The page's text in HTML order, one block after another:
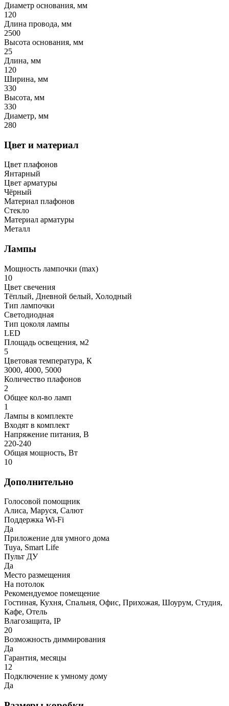
Диаметр основания, мм
120
Длина провода, мм
2500
Высота основания, мм
25
Длина, мм
120
Ширина, мм
330
Высота, мм
330
Диаметр, мм
280
Цвет и материал
Цвет плафонов
Янтарный
Цвет арматуры
Чёрный
Материал плафонов
Стекло
Материал арматуры
Металл
Лампы
Мощность лампочки (max)
10
Цвет свечения
Тёплый, Дневной белый, Холодный
Тип лампочки
Светодиодная
Тип цоколя лампы
LED
Площадь освещения, м2
5
Цветовая температура, К
3000, 4000, 5000
Количество плафонов
2
Общее кол-во ламп
1
Лампы в комплекте
Входят в комплект
Напряжение питания, В
220-240
Общая мощность, Вт
10
Дополнительно
Голосовой помощник
Алиса, Маруся, Салют
Поддержка Wi-Fi
Да
Приложение для умного дома
Tuya, Smart Life
Пульт ДУ
Да
Место размещения
На потолок
Рекомендуемое помещение
Гостиная, Кухня, Спальня, Офис, Прихожая, Шоурум, Студия,
Кафе, Отель
Влагозащита, IP
20
Возможность диммирования
Да
Гарантия, месяцы
12
Подключение к умному дому
Да